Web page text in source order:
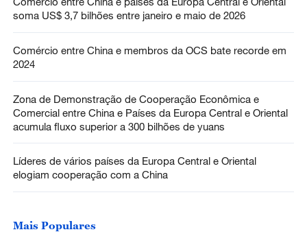
soma US$ 3,7 bilhões entre janeiro e maio de 2026
Comércio entre China e membros da OCS bate recorde em
2024
Zona de Demonstração de Cooperação Econômica e
Comercial entre China e Países da Europa Central e Oriental
acumula fluxo superior a 300 bilhões de yuans
Líderes de vários países da Europa Central e Oriental
elogiam cooperação com a China
Mais Populares